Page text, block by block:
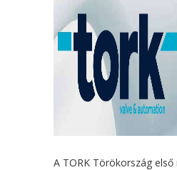
A TORK Törökország